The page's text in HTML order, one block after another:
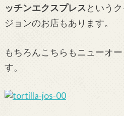
ッチンエクスプレス という
ジョンのお店もあります。
もちろんこちらもニューオ
す。